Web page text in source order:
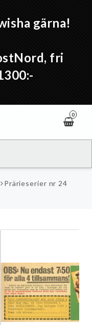
gärna!
fri
0
Prärieserier nr 24